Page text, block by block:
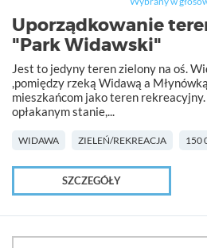
Uporządkowanie
"Park Widawski"
Jest to jedyny teren zielony na oś.
,pomiędzy rzeką Widawą a
mieszkańcom jako teren
opłakanym stanie,...
WIDAWA ZIELEŃ/REKREACJA 150
SZCZEGÓŁY